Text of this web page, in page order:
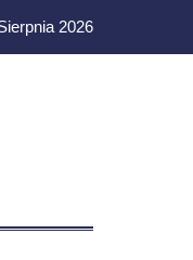
2026